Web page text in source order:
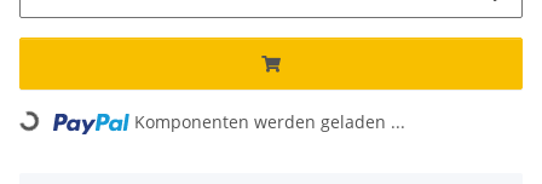
Loading... Komponenten werden geladen ...